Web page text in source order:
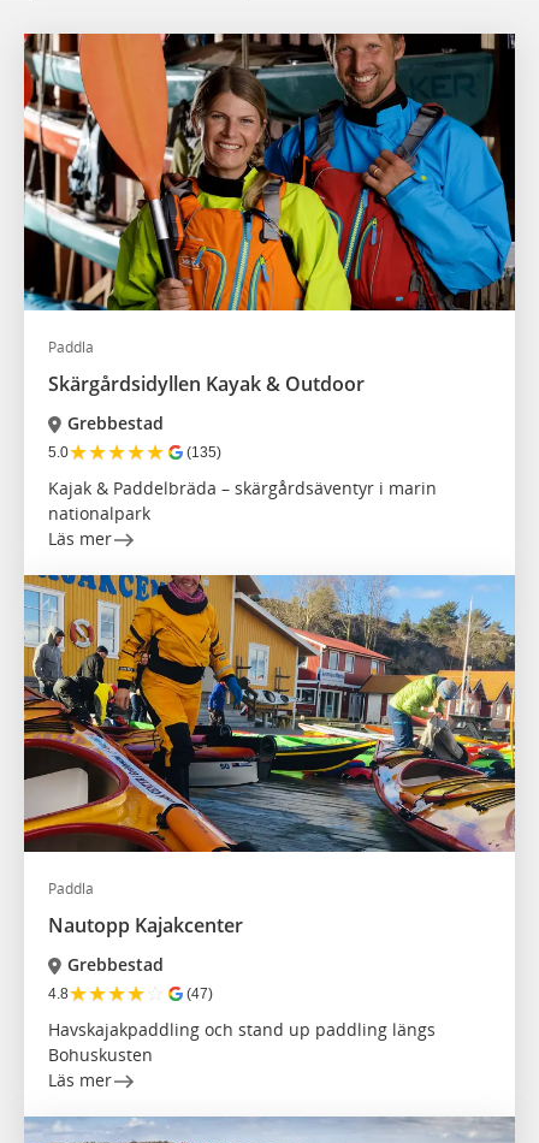
Paddla
Skärgårdsidyllen Kayak & Outdoor
Grebbestad
5.0★★★★★ (135)
Kajak & Paddelbräda – skärgårdsäventyr i marin
nationalpark
Läs mer
Paddla
Nautopp Kajakcenter
Grebbestad
4.8★★★★☆ (47)
Havskajakpaddling och stand up paddling längs
Bohuskusten
Läs mer